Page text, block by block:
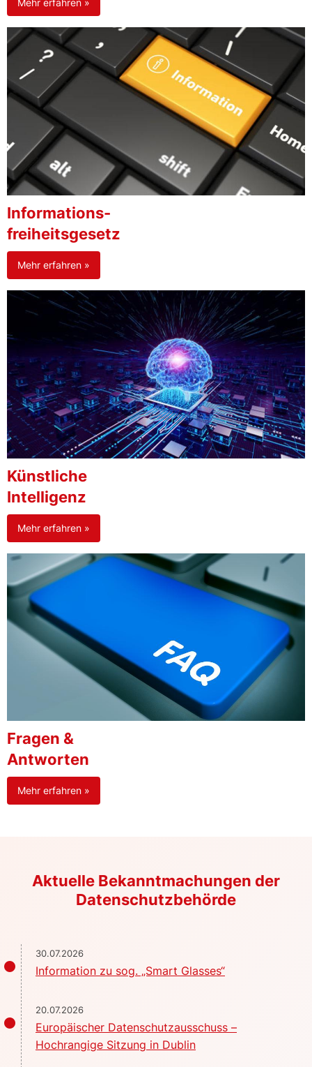
Informations-
freiheitsgesetz
Mehr erfahren »
Künstliche
Intelligenz
Mehr erfahren »
Fragen &
Antworten
Mehr erfahren »
Aktuelle Bekanntmachungen der
Datenschutzbehörde
30.07.2026
Information zu sog. „Smart Glasses“
20.07.2026
Europäischer Datenschutzausschuss –
Hochrangige Sitzung in Dublin